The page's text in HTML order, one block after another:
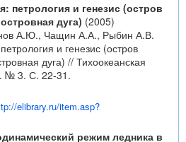
петрология и генезис (остров
дуга) (2005)
А.Ю., Чащин А.А., Рыбин А.В.
и генезис (остров
дуга) // Тихоокеанская
№ 3. С. 22-31.
elibrary.ru/item.asp?
режим ледника в